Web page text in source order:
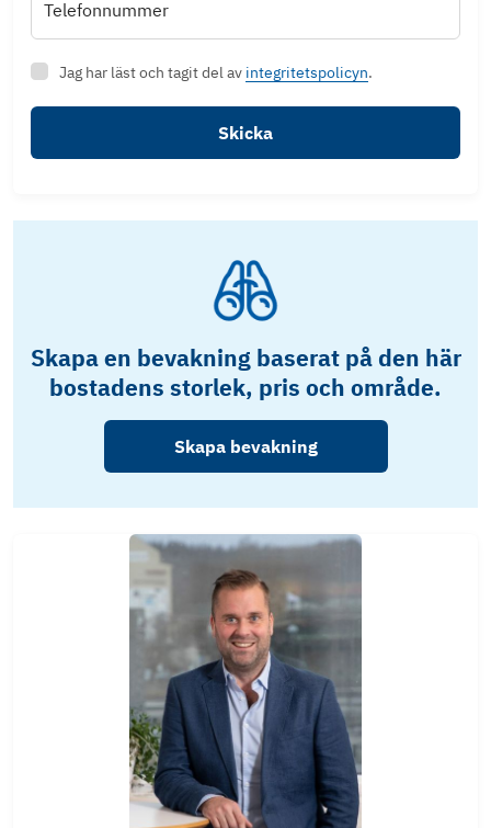
Telefonnummer
Jag har läst och tagit del av integritetspolicyn.
Skicka
Skapa en bevakning baserat på den här
bostadens storlek, pris och område.
Skapa bevakning